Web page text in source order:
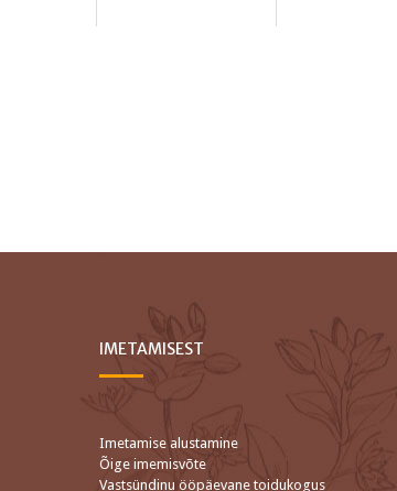
IMETAMISEST
Imetamise alustamine
Õige imemisvõte
Vastsündinu ööpäevane toidukogus